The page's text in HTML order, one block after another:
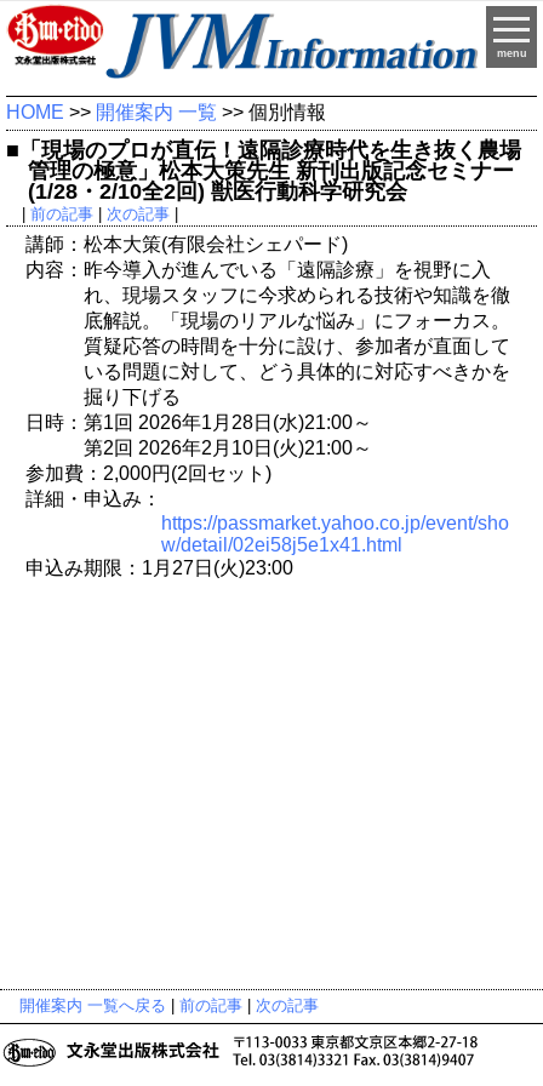
menu
HOME >> 開催案内 一覧 >> 個別情報
■「現場のプロが直伝！遠隔診療時代を生き抜く農場
管理の極意」松本大策先生 新刊出版記念セミナー
(1/28・2/10全2回) 獣医行動科学研究会
| 前の記事| 次の記事|
講師：松本大策(有限会社シェパード)
内容：昨今導入が進んでいる「遠隔診療」を視野に入
れ、現場スタッフに今求められる技術や知識を徹
底解説。「現場のリアルな悩み」にフォーカス。
質疑応答の時間を十分に設け、参加者が直面して
いる問題に対して、どう具体的に対応すべきかを
掘り下げる
日時：第1回 2026年1月28日(水)21:00～
第2回 2026年2月10日(火)21:00～
参加費：2,000円(2回セット)
詳細・申込み：
https://passmarket.yahoo.co.jp/event/sho
w/detail/02ei58j5e1x41.html
申込み期限：1月27日(火)23:00
開催案内 一覧へ戻る 前の記事 次の記事